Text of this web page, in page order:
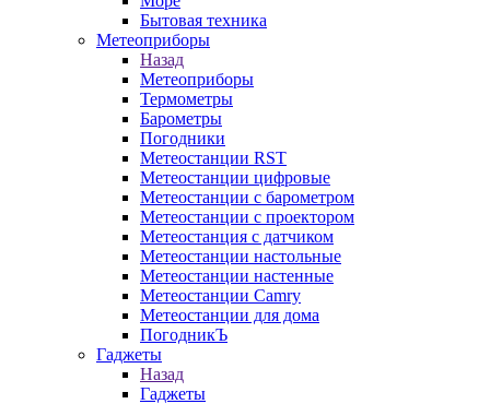
Бытовая техника
Метеоприборы
Назад
Метеоприборы
Термометры
Барометры
Погодники
Метеостанции RST
Метеостанции цифровые
Метеостанции с барометром
Метеостанции с проектором
Метеостанция с датчиком
Метеостанции настольные
Метеостанции настенные
Метеостанции Camry
Метеостанции для дома
ПогодникЪ
Гаджеты
Назад
Гаджеты